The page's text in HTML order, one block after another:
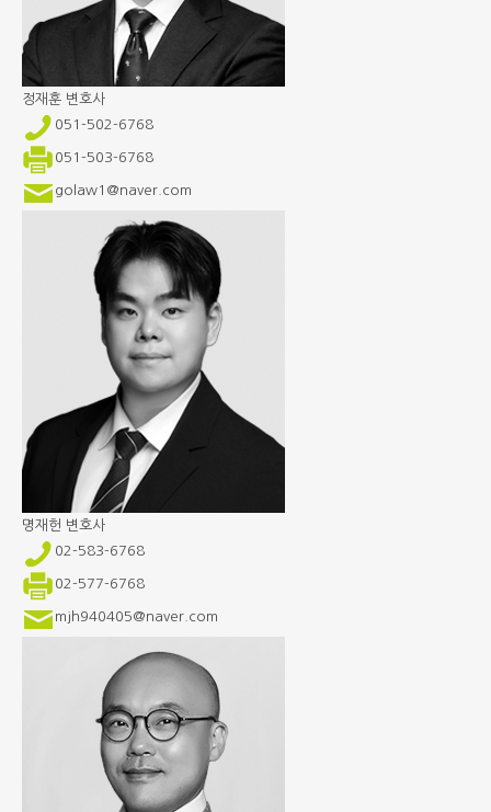
정재훈 변호사
051-502-6768
051-503-6768
golaw1@naver.com
명재헌 변호사
02-583-6768
02-577-6768
mjh940405@naver.com